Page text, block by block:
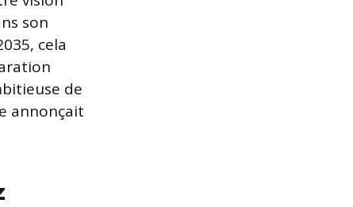
son
cela
de
annonçait